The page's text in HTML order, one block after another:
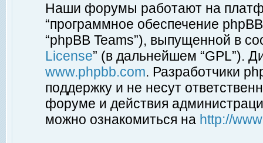
Наши форумы работают на
“программное обеспечение
“phpBB Teams”), выпущенной в
License” (в дальнейшем “GPL”).
www.phpbb.com. Разработчики
поддержку и не несут
форуме и действия
можно ознакомиться на http://